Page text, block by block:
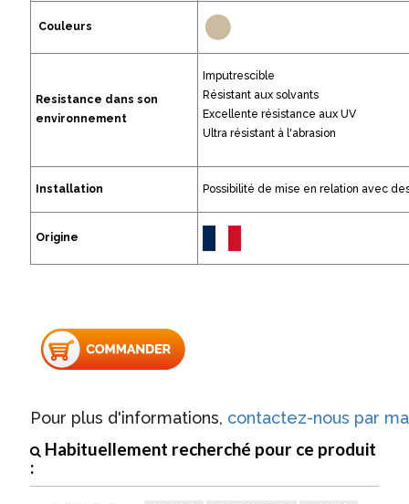
Couleurs
Resistance dans son
environnement
Imputrescible
Résistant aux solvants
Excellente résistance aux UV
Ultra résistant à l'abrasion
Installation Possibilité de mise en relation avec
Origine
Pour plus d'informations, contactez-nous par
Habituellement recherché pour ce produit
: